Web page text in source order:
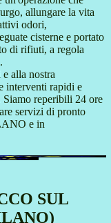
allungare la vita
odori,
cisterne e portato
di rifiuti, a regola
alla nostra
interventi rapidi e
reperibili 24 ore
servizi di pronto
e in
SUL